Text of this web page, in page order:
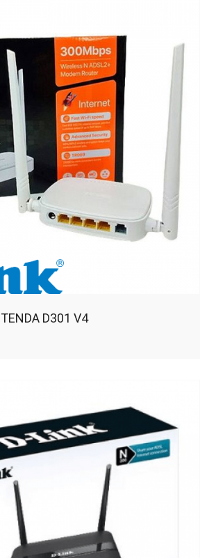
TENDA D301 V4